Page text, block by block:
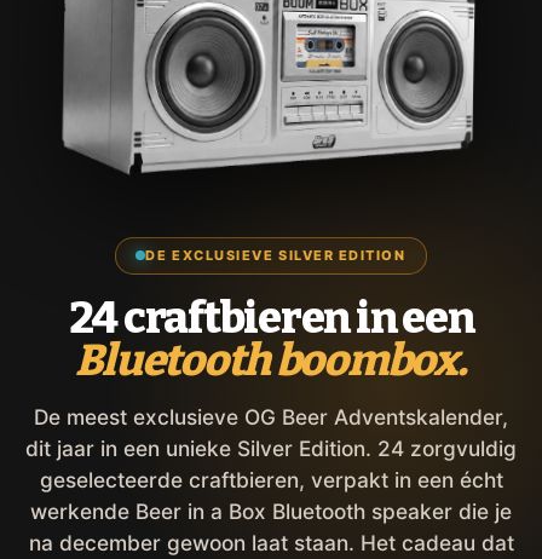
DE EXCLUSIEVE SILVER EDITION
24 craftbieren in een
Bluetooth boombox.
De meest exclusieve OG Beer Adventskalender,
dit jaar in een unieke Silver Edition. 24 zorgvuldig
geselecteerde craftbieren, verpakt in een écht
werkende Beer in a Box Bluetooth speaker die je
na december gewoon laat staan. Het cadeau dat